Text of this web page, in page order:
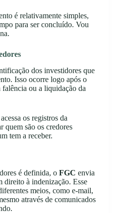
é relativamente simples,
para ser concluído. Vou
dos investidores que
Isso ocorre logo após o
ou a liquidação da
os registros da
quem são os credores
tem a receber.
é definida, o FGC envia
direito à indenização. Esse
meios, como e-mail,
através de comunicados